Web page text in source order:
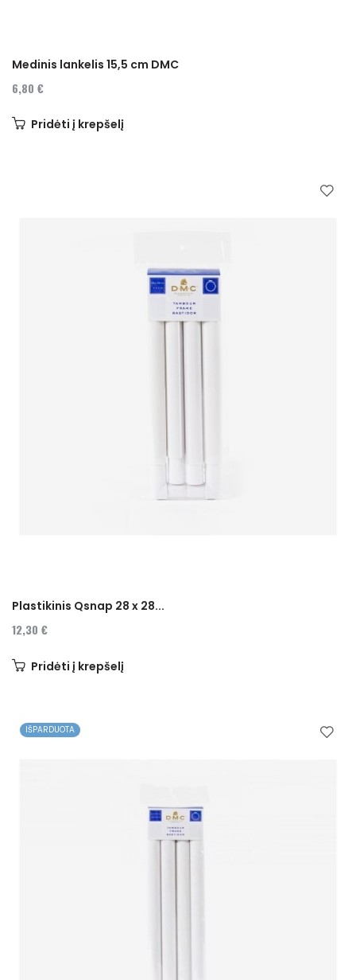
Medinis lankelis 15,5 cm DMC
6,80 €
Pridėti į krepšelį
Plastikinis Qsnap 28 x 28...
12,30 €
Pridėti į krepšelį
IŠPARDUOTA